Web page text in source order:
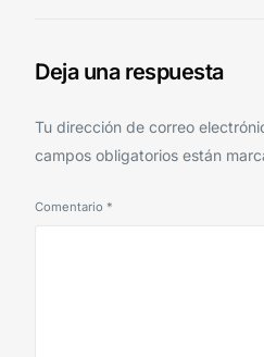
Deja una respuesta
Tu dirección de correo
campos obligatorios están
Comentario *